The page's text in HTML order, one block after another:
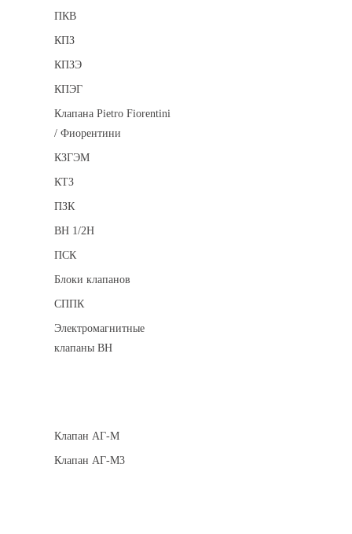
ПКВ
КПЗ
КПЗЭ
КПЭГ
Клапана Pietro Fiorentini
/ Фиорентини
КЗГЭМ
КТЗ
ПЗК
ВН 1/2Н
ПСК
Блоки клапанов
СППК
Электромагнитные
клапаны ВН
Клапан АГ-М
Клапан АГ-М3